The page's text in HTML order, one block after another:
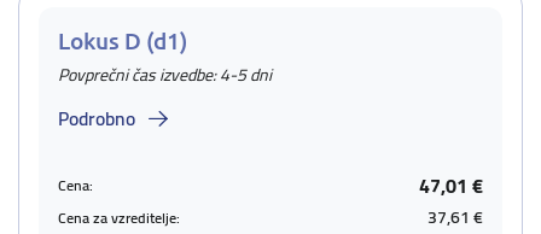
Lokus D (d1)
Povprečni čas izvedbe: 4-5 dni
Podrobno
Cena: 47,01 €
Cena za vzreditelje: 37,61 €